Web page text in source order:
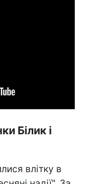
Білик і
влітку в